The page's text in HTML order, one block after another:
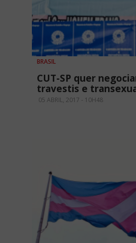
BRASIL
CUT-SP quer
travestis e
05 ABRIL, 2017 - 10H48